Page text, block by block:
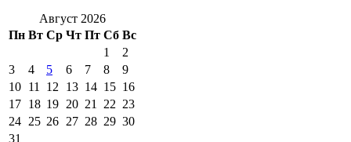
Август 2026
Пн Вт Ср Чт Пт Сб Вс
1
2
3
4 5 6 7 8
9
10 11 12 13 14 15 16
17 18 19 20 21 22 23
24 25 26 27 28 29 30
31